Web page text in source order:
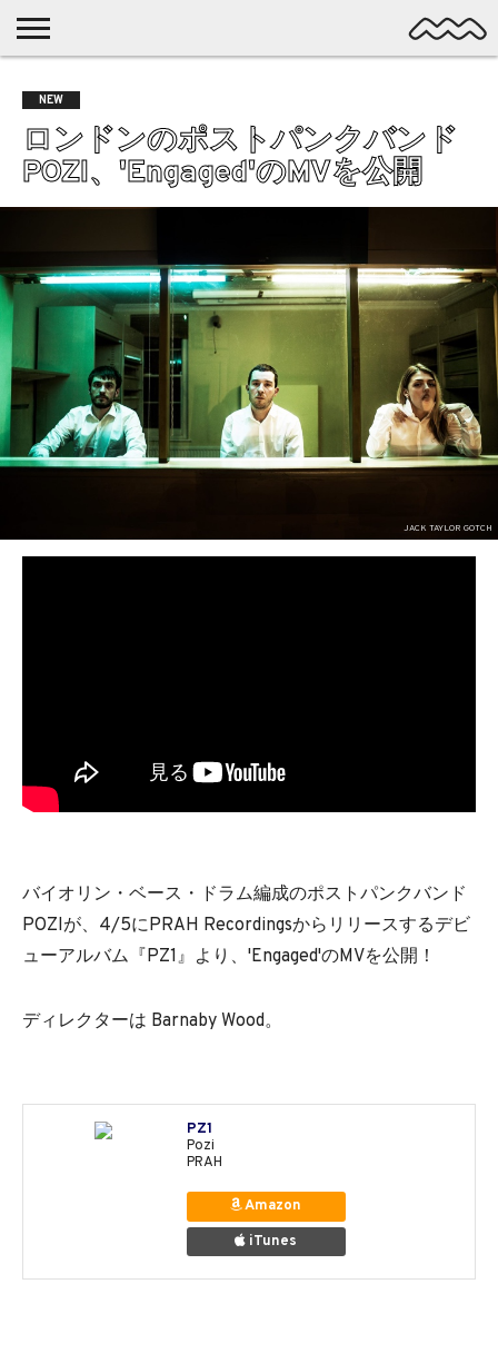
MUSIC
LATEST
POSTS
SPOTLIGHT
NYP
/ DL
DISCOVERY
POP
ALTERNATIVE
ELECTRONIC
DREAMPOP
POSTPUNK
GARAGE
EXPERIMENTAL
SYNTHPOP
PUNK
SHOEGAZE
NEW
ロンドンのポストパンクバンド
POZI、'Engaged'のMVを公開
JACK TAYLOR GOTCH
バイオリン・ベース・ドラム編成のポストパンクバンド
POZIが、4/5にPRAH Recordingsからリリースするデビ
ューアルバム『PZ1』より、'Engaged'のMVを公開！
ディレクターは Barnaby Wood。
PZ1
Pozi
PRAH
Amazon
iTunes